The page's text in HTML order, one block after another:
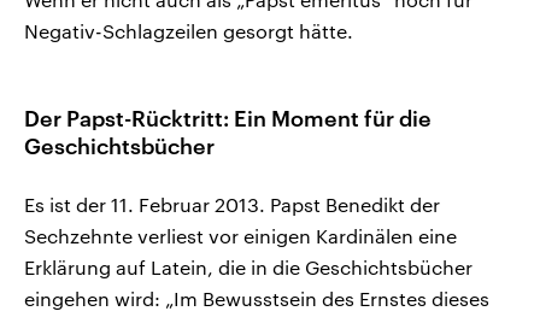
Negativ-Schlagzeilen gesorgt hätte.
Der Papst-Rücktritt: Ein Moment für die
Geschichtsbücher
Es ist der 11. Februar 2013. Papst Benedikt der
Sechzehnte verliest vor einigen Kardinälen eine
Erklärung auf Latein, die in die Geschichtsbücher
eingehen wird: „Im Bewusstsein des Ernstes dieses